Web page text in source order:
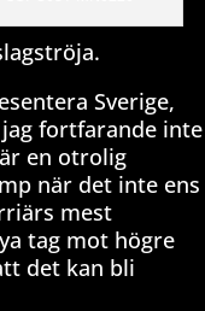
Sverige,
fortfarande inte
en otrolig
när det inte ens
mest
tag mot högre
det kan bli